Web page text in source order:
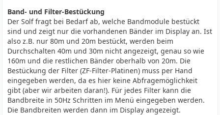
Band- und Filter-Bestückung
Der Solf fragt bei Bedarf ab, welche Bandmodule bestückt
sind und zeigt nur die vorhandenen Bänder im Display an. Ist
also z.B. nur 80m und 20m bestückt, werden beim
Durchschalten 40m und 30m nicht angezeigt, genau so wie
160m und die restlichen Bänder oberhalb von 20m. Die
Bestückung der Filter (ZF-Filter-Platinen) muss per Hand
eingegeben werden, da es hier keine Abfragemöglichkeit
gibt (aber wir arbeiten daran!). Für jedes Filter kann die
Bandbreite in 50Hz Schritten im Menü eingegeben werden.
Die Bandbreiten werden dann im Display angezeigt.